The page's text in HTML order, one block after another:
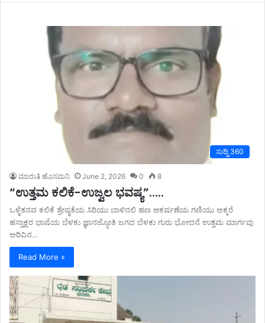
ಸುದ್ದಿ 360
ಮಾರುತಿ ಹೊಸಮನಿ June 2, 2026 0 8
“ಉತ್ತಮ ಕಲಿಕೆ-ಉಜ್ವಲ ಭವಷ್ಯ”…..
ಒಳ್ಳೆತನವ ಕಲಿಕೆ ಶ್ರೇಷ್ಠತೆಯ ಸಿರಿಯು ಬಾಳಿನಲಿ ಹಣ ಆಕರ್ಷಣೆಯ ಗಣಿಯು ಅಕ್ಕರೆ
ಹಸ್ತಾಕ್ಷರ ಭಾಷೆಯ ಬೆಳಕು ಜ್ಞಾನಜ್ಯೋತಿ ಜಗದ ಬೆಳಕು ಗುರು ಭೋದನೆ ಉತ್ತಮ ಮಾರ್ಗವು
ಅರಿವಿನ…
Read More »